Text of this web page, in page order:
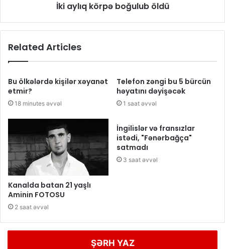
İki aylıq körpə boğulub öldü
Related Articles
Bu ölkələrdə kişilər xəyanət
etmir?
18 minutes əvvəl
Telefon zəngi bu 5 bürcün
həyatını dəyişəcək
1 saat əvvəl
Kanalda batan 21 yaşlı
Aminin FOTOSU
2 saat əvvəl
İngilislər və fransızlar
istədi, "Fənərbağça"
satmadı
3 saat əvvəl
ŞƏRH YAZ